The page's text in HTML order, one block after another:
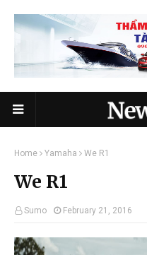
Home Yamaha We R1
We R1
Sumo February 21, 2016